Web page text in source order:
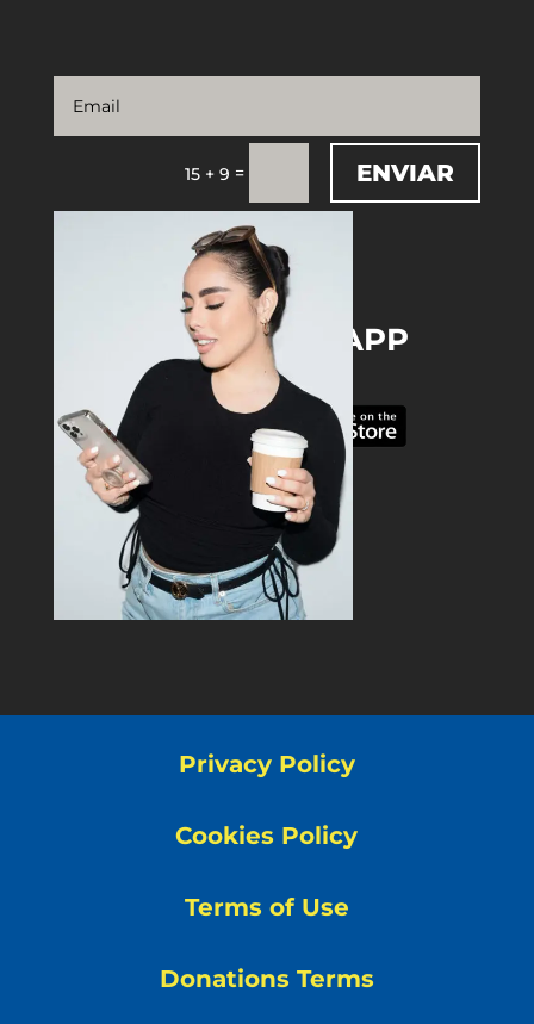
15 + 9 = ENVIAR
DOWNLOAD THE APP
Privacy Policy
Cookies Policy
Terms of Use
Donations Terms